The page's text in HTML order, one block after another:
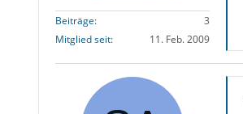
Beiträge
3
Mitglied seit
11. Feb. 2009